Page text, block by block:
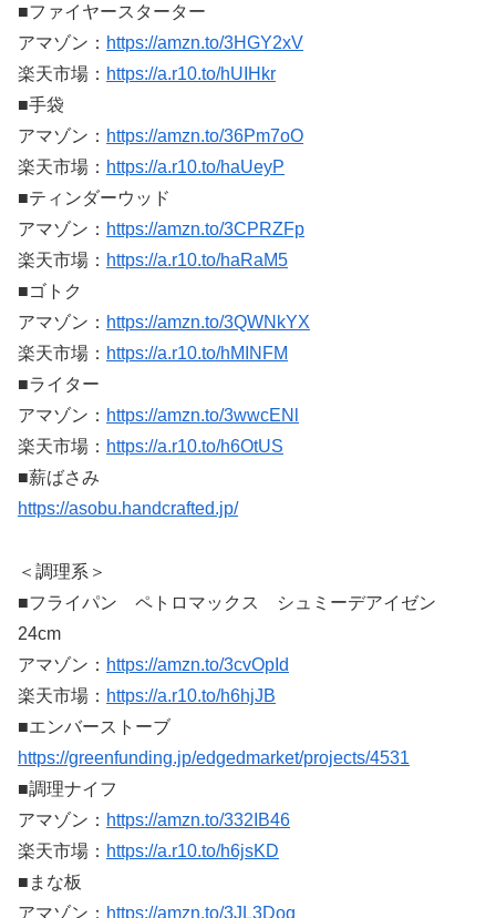
■ファイヤースターター
アマゾン： https://amzn.to/3HGY2xV
楽天市場： https://a.r10.to/hUIHkr
■手袋
アマゾン： https://amzn.to/36Pm7oO
楽天市場： https://a.r10.to/haUeyP
■ティンダーウッド
アマゾン： https://amzn.to/3CPRZFp
楽天市場： https://a.r10.to/haRaM5
■ゴトク
アマゾン： https://amzn.to/3QWNkYX
楽天市場： https://a.r10.to/hMINFM
■ライター
アマゾン： https://amzn.to/3wwcENl
楽天市場： https://a.r10.to/h6OtUS
■薪ばさみ
https://asobu.handcrafted.jp/
＜調理系＞
■フライパン ペトロマックス シュミーデアイゼン
24cm
アマゾン： https://amzn.to/3cvOpId
楽天市場： https://a.r10.to/h6hjJB
■エンバーストーブ
https://greenfunding.jp/edgedmarket/projects/4531
■調理ナイフ
アマゾン： https://amzn.to/332IB46
楽天市場： https://a.r10.to/h6jsKD
■まな板
アマゾン： https://amzn.to/3JL3Doq